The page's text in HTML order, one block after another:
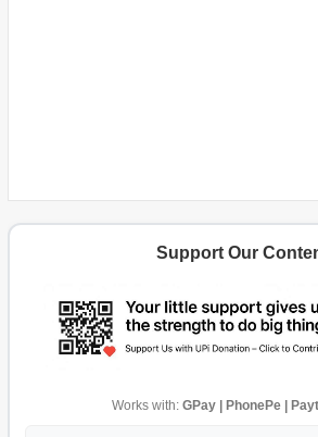
Support Our
Works with: GPay | PhonePe |